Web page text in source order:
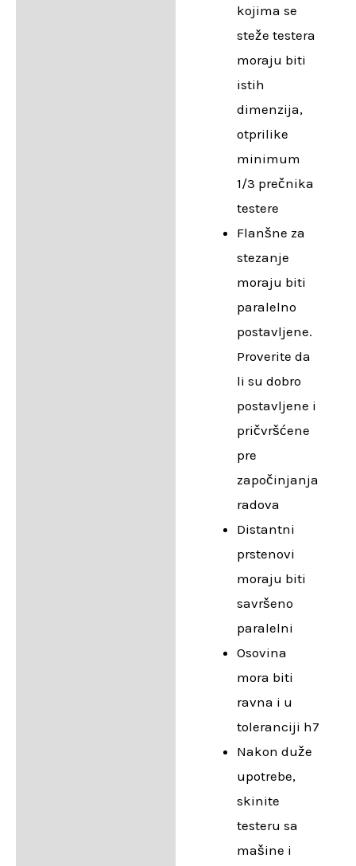
kojima se
steže testera
moraju biti
istih
dimenzija,
otprilike
minimum
1/3 prečnika
testere
Flanšne za
stezanje
moraju biti
paralelno
postavljene.
Proverite da
li su dobro
postavljene i
pričvršćene
pre
započinjanja
radova
Distantni
prstenovi
moraju biti
savršeno
paralelni
Osovina
mora biti
ravna i u
toleranciji h7
Nakon duže
upotrebe,
skinite
testeru sa
mašine i